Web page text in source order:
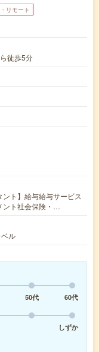
リモート
徒歩5分
ント】給与給与サービス
ント社会保険・…
ル
50代
60代
しずか